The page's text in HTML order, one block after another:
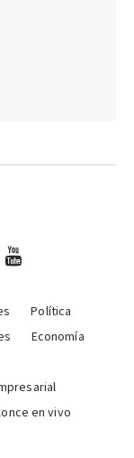
Política
Economía
en vivo